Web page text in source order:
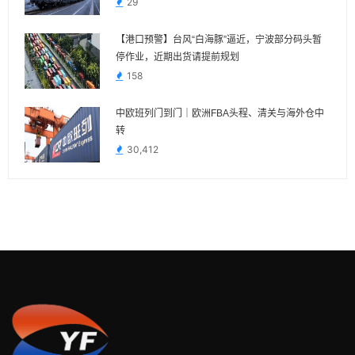
【港口预警】台风“白海豚”逼近，宁波部分码头暂
停作业，近期出货请提前规划
158
中欧班列门到门｜欧洲FBA头程、清关与海外仓中
转
30,412